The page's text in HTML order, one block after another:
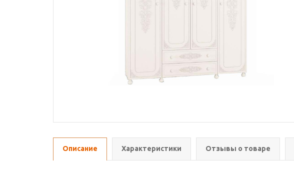
Описание Характеристики Отзывы о товаре